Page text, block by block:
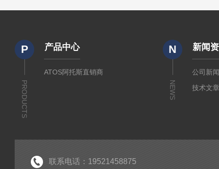
P
PRODUCTS
产品中心
ATOS阿托斯直销商
N
NEWS
新闻
公司新
技术文
联系电话：19521458875